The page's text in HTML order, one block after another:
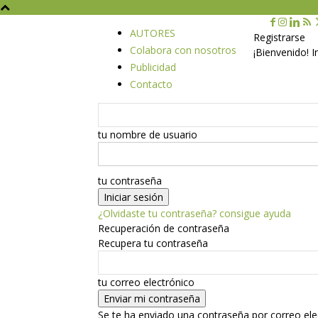
AUTORES
Colabora con nosotros
Publicidad
Contacto
Registrarse
¡Bienvenido!
tu nombre de usuario
tu contraseña
¿Olvidaste tu contraseña? consigue ayuda
Recuperación de contraseña
Recupera tu contraseña
tu correo electrónico
Se te ha enviado una contraseña por correo